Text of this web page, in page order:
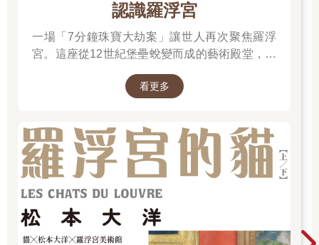
認識羅浮宮
一場「7分鐘珠寶大劫案」讓世人再次聚焦羅浮
宮。這座從12世紀堡壘蛻變而成的藝術殿堂，收
一起深入探尋羅浮宮八百年的歷史、珍藏的秘密
看更多